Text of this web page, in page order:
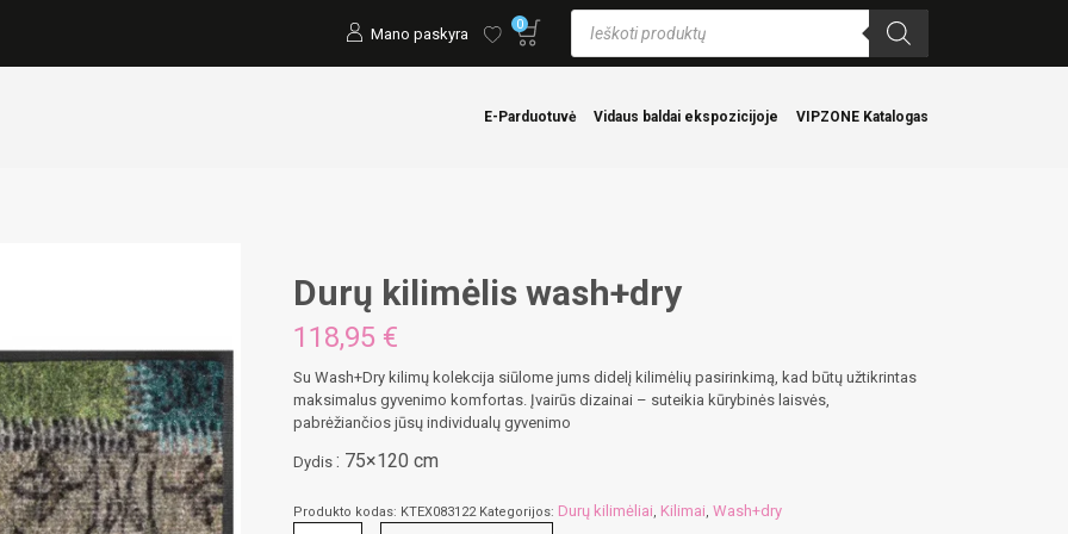
Mano paskyra 0
Products
search
E-Parduotuvė Vidaus baldai ekspozicijoje VIPZONE Katalogas
Durų kilimėlis wash+dry
118,95 €
Su Wash+Dry kilimų kolekcija siūlome jums didelį kilimėlių pasirinkimą, kad būtų užtikrintas
maksimalus gyvenimo komfortas. Įvairūs dizainai – suteikia kūrybinės laisvės,
pabrėžiančios jūsų individualų gyvenimo
Dydis: 75×120 cm
Produkto kodas: KTEX083122 Kategorijos: Durų kilimėliai, Kilimai,Wash+dry